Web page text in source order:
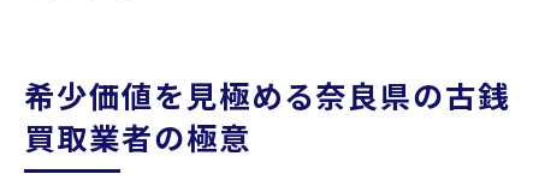
希少価値を見極める奈良県の古銭
買取業者の極意